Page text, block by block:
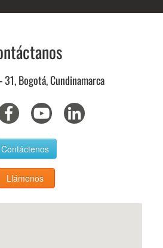
Bogotá, Cundinamarca
Contáctenos
Llámenos